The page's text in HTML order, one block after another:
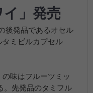
」発売
後発品であるオセル
タミビルカプセル
の味はフルーツミッ
。先発品のタミフル